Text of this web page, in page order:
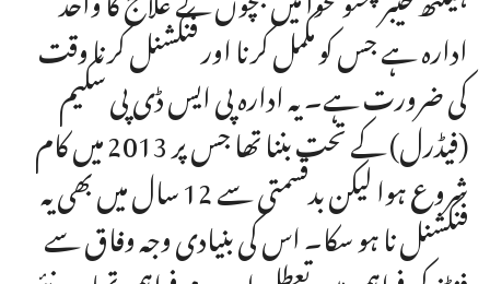
ادارہ ہے جس کو مکمل کرنا اور فنکشنل کرنا وقت
کی ضرورت ہے۔ یہ ادارہ پی ایس ڈی پی سکیم
(فیڈرل) کے تحت بننا تھا جس پر 2013 میں کام
شروع ہوا لیکن بدقسمتی سے 12 سال میں بھی یہ
فنکشنل نا ہو سکا۔ اس کی بنیادی وجہ وفاق سے